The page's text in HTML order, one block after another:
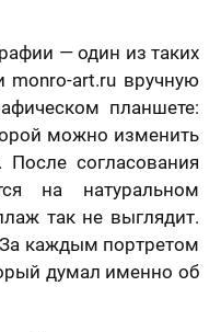
— один из таких
monro-art.ru вручную
планшете:
можно изменить
согласования
на натуральном
так не выглядит.
За каждым портретом
думал именно об